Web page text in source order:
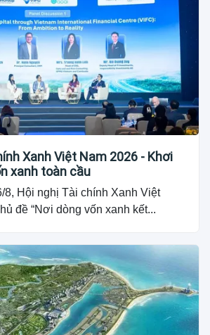
Xanh Việt Nam 2026 - Khơi
xanh toàn cầu
8, Hội nghị Tài chính Xanh Việt
đề “Nơi dòng vốn xanh kết...